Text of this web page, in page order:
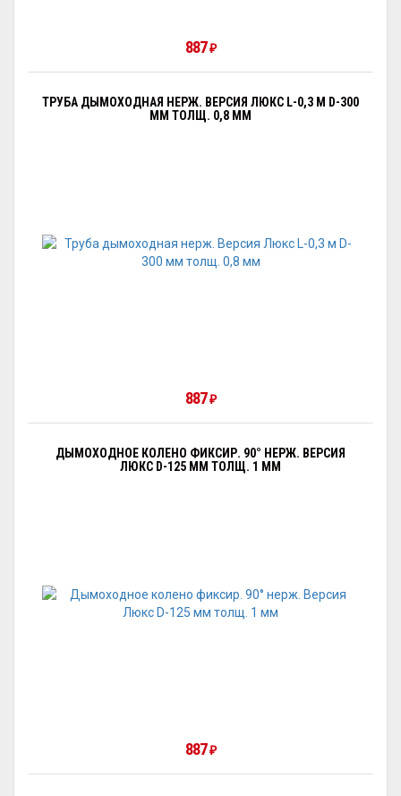
887 ₽
ТРУБА ДЫМОХОДНАЯ НЕРЖ. ВЕРСИЯ ЛЮКС L-0,3 М D-300
ММ ТОЛЩ. 0,8 ММ
887 ₽
ДЫМОХОДНОЕ КОЛЕНО ФИКСИР. 90° НЕРЖ. ВЕРСИЯ
ЛЮКС D-125 ММ ТОЛЩ. 1 ММ
887 ₽